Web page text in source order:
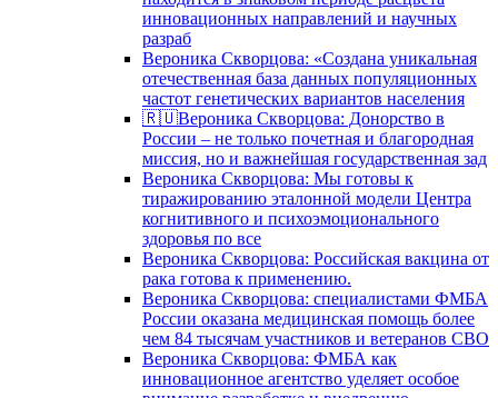
инновационных направлений и научных
разраб
Вероника Скворцова: «Создана уникальная
отечественная база данных популяционных
частот генетических вариантов населения
🇷🇺Вероника Скворцова: Донорство в
России – не только почетная и благородная
миссия, но и важнейшая государственная зад
Вероника Скворцова: Мы готовы к
тиражированию эталонной модели Центра
когнитивного и психоэмоционального
здоровья по все
Вероника Скворцова: Российская вакцина от
рака готова к применению.
Вероника Скворцова: специалистами ФМБА
России оказана медицинская помощь более
чем 84 тысячам участников и ветеранов СВО
Вероника Скворцова: ФМБА как
инновационное агентство уделяет особое